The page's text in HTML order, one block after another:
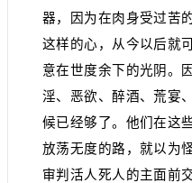
器，因为在肉身受过苦
这样的心，从今以后就
意在世度余下的光阴。
淫、恶欲、醉酒、荒宴
候已经够了。他们在这
放荡无度的路，就以为
审判活人死人的主面前